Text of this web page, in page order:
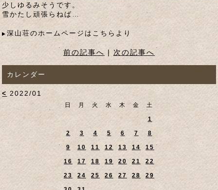
少しゆるみそうです。
雪かたし頑張らねば…
深山荘のホームページはこちらより
前の記事へ | 次の記事へ
カレンダー
< 2022/01
日 月 火 水 木 金 土
1
2 3 4 5 6 7 8
9 10 11 12 13 14 15
16 17 18 19 20 21 22
23 24 25 26 27 28 29